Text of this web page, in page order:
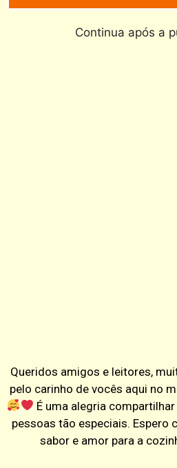
Continua após a
Queridos amigos e leitores,
pelo carinho de vocês aqui no
É uma alegria
pessoas tão especiais. Espero
sabor e amor para a